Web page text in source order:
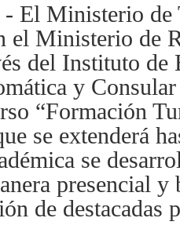
- El Ministerio
el Ministerio de
del Instituto de
y
“Formación
se extenderá
se
presencial
de destacadas